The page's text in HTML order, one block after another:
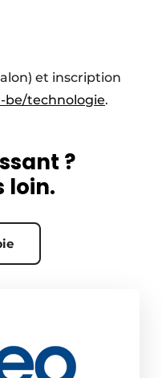
et inscription
be/technologie.
?
loin.